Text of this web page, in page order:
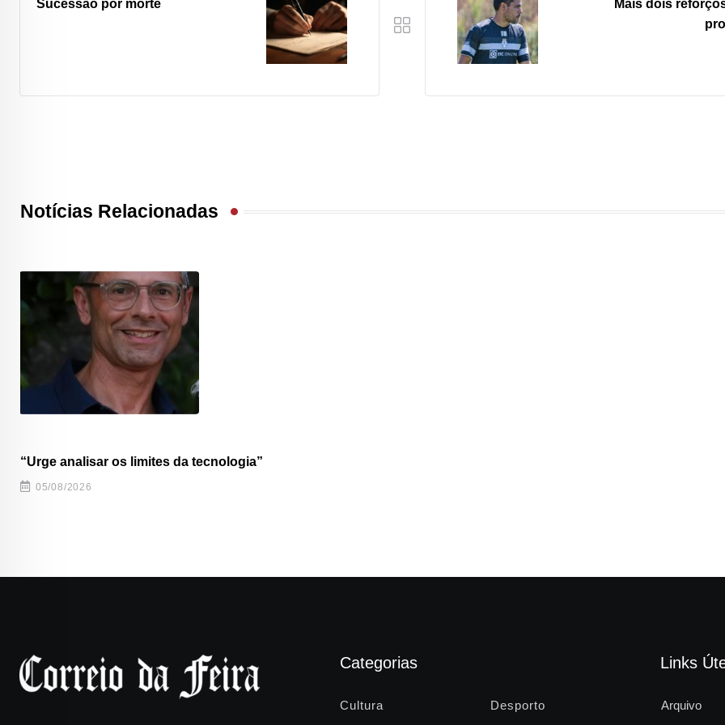
Sucessão por morte
Mais dois
Notícias Relacionadas
“Urge analisar os limites da tecnologia”
05/08/2026
Categorias
Cultura Desporto
Links
Arquivo